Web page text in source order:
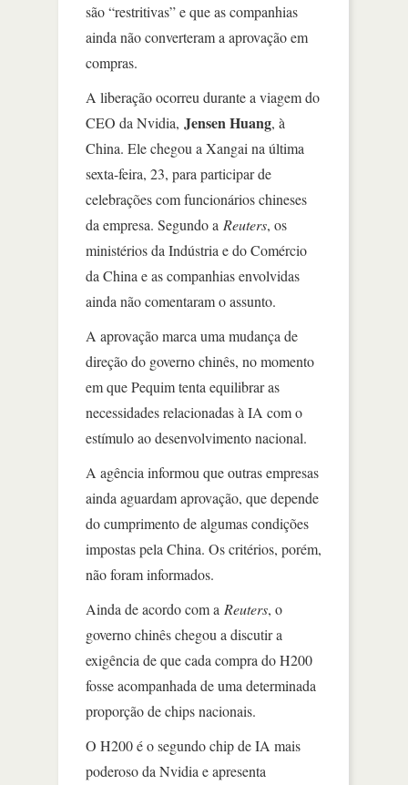
são “restritivas” e que as companhias
ainda não converteram a aprovação em
compras.
A liberação ocorreu durante a viagem do
CEO da Nvidia, Jensen Huang, à
China. Ele chegou a Xangai na última
sexta-feira, 23, para participar de
celebrações com funcionários chineses
da empresa. Segundo a Reuters, os
ministérios da Indústria e do Comércio
da China e as companhias envolvidas
ainda não comentaram o assunto.
A aprovação marca uma mudança de
direção do governo chinês, no momento
em que Pequim tenta equilibrar as
necessidades relacionadas à IA com o
estímulo ao desenvolvimento nacional.
A agência informou que outras empresas
ainda aguardam aprovação, que depende
do cumprimento de algumas condições
impostas pela China. Os critérios, porém,
não foram informados.
Ainda de acordo com a Reuters, o
governo chinês chegou a discutir a
exigência de que cada compra do H200
fosse acompanhada de uma determinada
proporção de chips nacionais.
O H200 é o segundo chip de IA mais
poderoso da Nvidia e apresenta